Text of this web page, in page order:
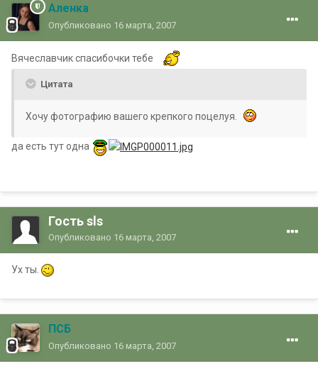
Аленка
Опубликовано 16 марта, 2007
Вячеславчик спасибочки тебе
Цитата
Хочу фотографию вашего крепкого поцелуя.
да есть тут одна
Гость sls
Опубликовано 16 марта, 2007
Ух ты.
ПСБ
Опубликовано 16 марта, 2007